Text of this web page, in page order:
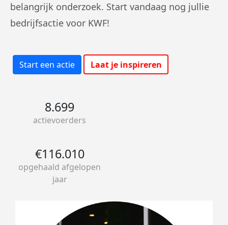
belangrijk onderzoek. Start vandaag nog jullie
bedrijfsactie voor KWF!
Start een actie Laat je inspireren
8.699
actievoerders
€116.010
opgehaald afgelopen
jaar